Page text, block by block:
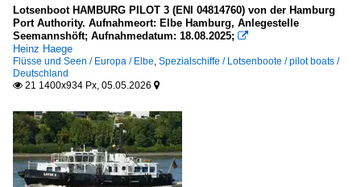
L
M
N
S
T
V
Lotsenboot HAMBURG PILOT 3 (ENI 04814760) von der Hamburg
Port Authority. Aufnahmeort: Elbe Hamburg, Anlegestelle
Seemannshöft; Aufnahmedatum: 18.08.2025; 
Heinz Haege
Flüsse und Seen / Europa / Elbe, Spezialschiffe / Lotsenboote / pilot boats /
Deutschland
 21 1400x934 Px, 05.05.2026 